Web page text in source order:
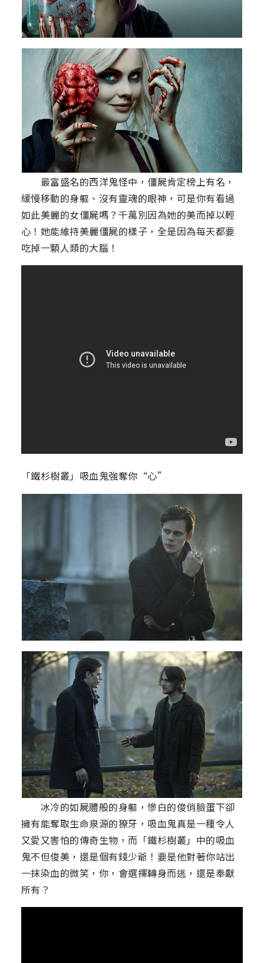
最富盛名的西洋鬼怪中，僵屍肯定榜上有名，
緩慢移動的身軀、沒有靈魂的眼神，可是你有看過
如此美麗的女僵屍嗎？千萬別因為她的美而掉以輕
心！她能維持美麗僵屍的樣子，全是因為每天都要
吃掉一顆人類的大腦！
「鐵杉樹叢」吸血鬼強奪你“心”
冰冷的如屍體般的身軀，慘白的俊俏臉蛋下卻
擁有能奪取生命泉源的獠牙，吸血鬼真是一種令人
又愛又害怕的傳奇生物，而「鐵杉樹叢」中的吸血
鬼不但俊美，還是個有錢少爺！要是他對著你站出
一抹染血的微笑，你，會選擇轉身而逃，還是奉獻
所有？